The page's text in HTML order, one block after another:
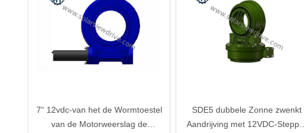
7“ 12vdc-van het de Wormtoestel
van de Motorweerslag de
SDE5 dubbele Zonne zwenkt
Aandrijving met 12VDC-Stepper